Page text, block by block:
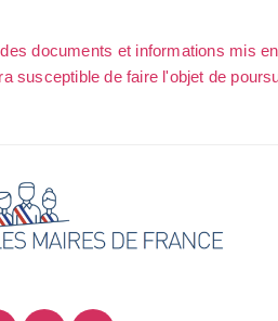
documents et informations mis
susceptible de faire l'objet de